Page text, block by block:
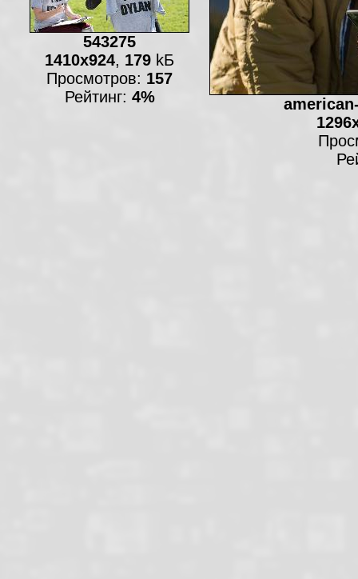
543275
1410x924, 179 kБ
Просмотров: 157
Рейтинг: 4%